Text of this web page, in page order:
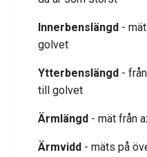
Innerbenslängd -
golvet
Ytterbenslängd -
till golvet
Ärmlängd - mät från
Ärmvidd - mäts på